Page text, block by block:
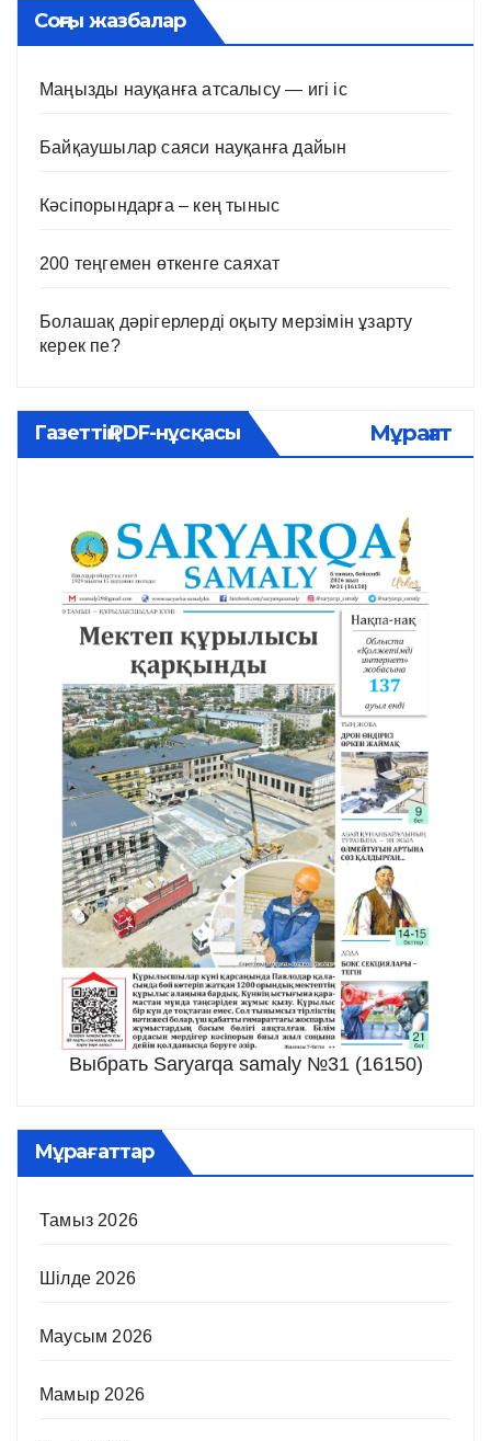
Соңғы жазбалар
Маңызды науқанға атсалысу — игі іс
Байқаушылар саяси науқанға дайын
Кәсіпорындарға – кең тыныс
200 теңгемен өткенге саяхат
Болашақ дәрігерлерді оқыту мерзімін ұзарту
керек пе?
Газеттің PDF-нұсқасы Мұрағат
Выбрать Saryarqa samaly №31 (16150)
Мұрағаттар
Тамыз 2026
Шілде 2026
Маусым 2026
Мамыр 2026